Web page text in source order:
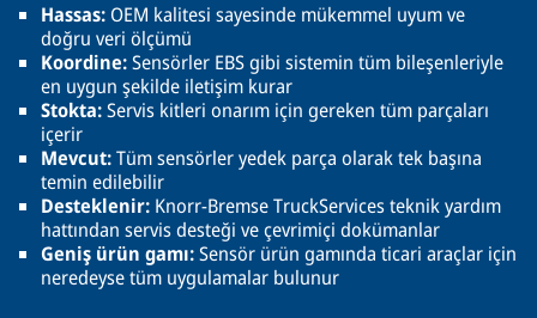
Hassas: OEM kalitesi sayesinde mükemmel uyum ve
doğru veri ölçümü
Koordine:Sensörler EBS gibi sistemin tüm bileşenleriyle
en uygun şekilde iletişim kurar
Stokta:Servis kitleri onarım için gereken tüm parçaları
içerir
Mevcut:Tüm sensörler yedek parça olarak tek başına
temin edilebilir
Desteklenir: Knorr-Bremse TruckServices teknik yardım
hattından servis desteği ve çevrimiçi dokümanlar
Geniş ürün gamı:Sensör ürün gamında ticari araçlar için
neredeyse tüm uygulamalar bulunur